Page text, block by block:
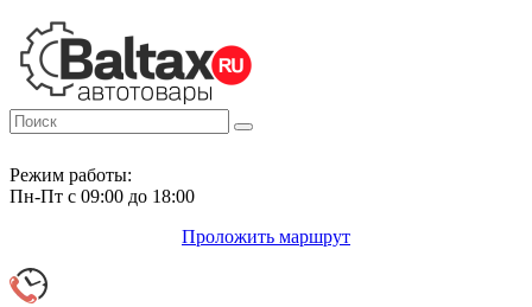
Режим работы:
Пн-Пт с 09:00 до 18:00
Проложить маршрут